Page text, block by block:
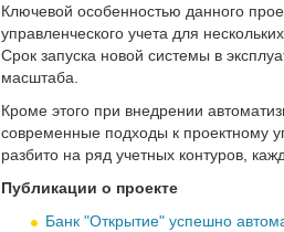
Ключевой особенностью данного
управленческого учета для
Срок запуска новой системы в
масштаба.
Кроме этого при внедрении
современные подходы к проектному
разбито на ряд учетных контуров,
Публикации о проекте
Банк "Открытие" успешно